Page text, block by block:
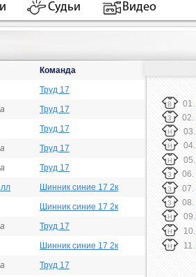
Судьи Видео
Команда
Труд 17
Труд 17
Труд 17
Труд 17
Труд 17
Шинник синие 17 2к
Шинник синие 17 2к
Труд 17
Шинник синие 17 2к
Труд 17
В 01.
З 02.
Н 03.
Н 04.
Н 05.
З 06.
З 07.
З 08.
Н 09.
Н 10.
Н 11.